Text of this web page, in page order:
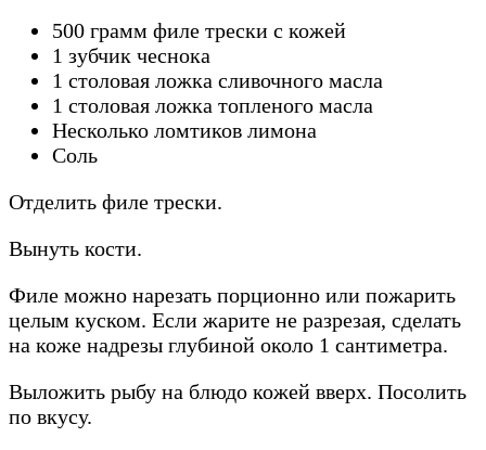
500 грамм филе трески с кожей
1 зубчик чеснока
1 столовая ложка сливочного масла
1 столовая ложка топленого масла
Несколько ломтиков лимона
Соль
Отделить филе трески.
Вынуть кости.
Филе можно нарезать порционно или пожарить
целым куском. Если жарите не разрезая, сделать
на коже надрезы глубиной около 1 сантиметра.
Выложить рыбу на блюдо кожей вверх. Посолить
по вкусу.